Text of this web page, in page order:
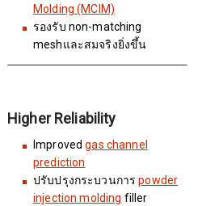
Molding (MCIM)
รองรับ non-matching
meshและสมจริงยิ่งขึ้น
Higher Reliability
Improvedgas channel
prediction
ปรับปรุงกระบวนการpowder
injection molding filler